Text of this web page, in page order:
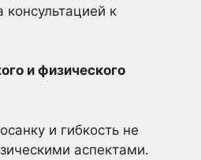
консультацией к
и физического
и гибкость не
аспектами.